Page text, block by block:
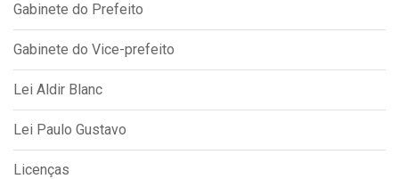
Gabinete do Prefeito
Gabinete do Vice-prefeito
Lei Aldir Blanc
Lei Paulo Gustavo
Licenças